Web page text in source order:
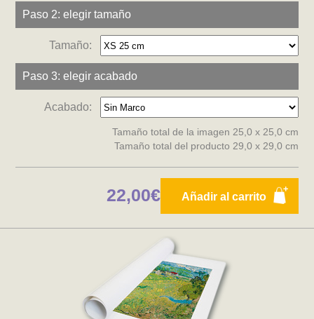
Paso 2: elegir tamaño
Tamaño:
Paso 3: elegir acabado
Acabado:
Tamaño total de la imagen 25,0 x 25,0 cm
Tamaño total del producto 29,0 x 29,0 cm
Añadir al carrito
22,00€